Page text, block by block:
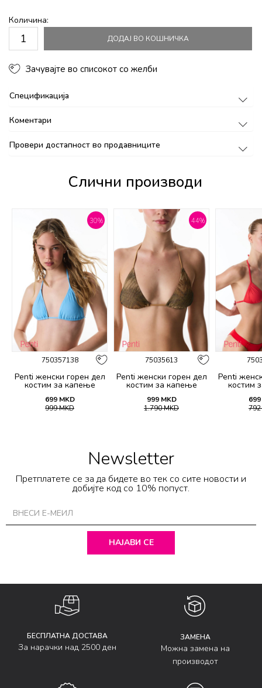
Количина:
ДОДАЈ ВО КОШНИЧКА
Зачувајте во списокот со желби
Спецификација
Коментари
Провери достапност во продавниците
Слични производи
30%
750357138
Penti женски горeн дел
костим за капење
699 MKD
999MKD
44%
75035613
Penti женски горeн дел
костим за капење
999 MKD
1.790MKD
Penti
костим
699
792
Newsletter
Претплатете се за да бидете во тек со сите новости и
добијте код со 10% попуст.
НАЈАВИ СЕ
БЕСПЛАТНА ДОСТАВА
За нарачки над 2500 ден
ЗАМЕНА
Можна замена на
производот